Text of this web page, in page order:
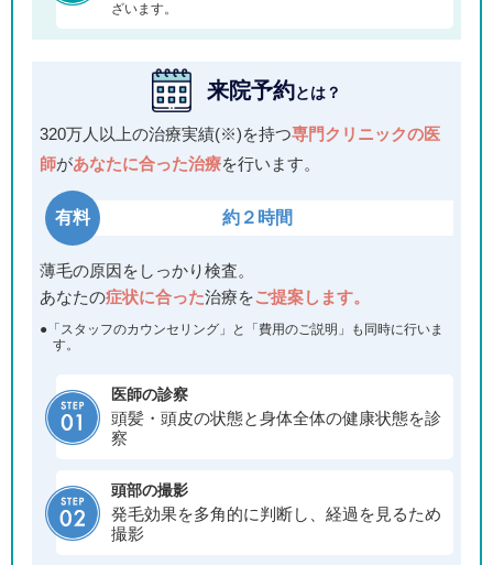
ざいます。
来院予約とは？
320万人以上の治療実績(※)を持つ専門クリニックの医
師があなたに合った治療を行います。
有料 約２時間
薄毛の原因をしっかり検査。
あなたの症状に合った治療をご提案します。
●「スタッフのカウンセリング」と「費用のご説明」も同時に行いま
す。
医師の診察
頭髪・頭皮の状態と身体全体の健康状態を診
察
頭部の撮影
発毛効果を多角的に判断し、経過を見るため
撮影